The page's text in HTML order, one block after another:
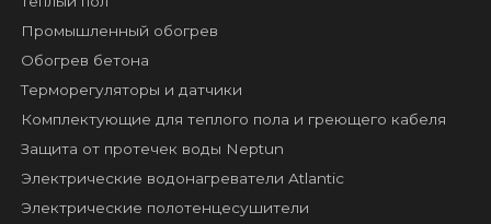
Промышленный обогрев
Обогрев бетона
Терморегуляторы и датчики
Комплектующие для теплого пола и греющего кабеля
Защита от протечек воды Neptun
Электрические водонагреватели Atlantic
Электрические полотенцесушители